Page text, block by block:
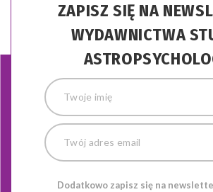
ZAPISZ SIĘ NA
WYDAWNICTWA
Dodatkowo zapisz się na